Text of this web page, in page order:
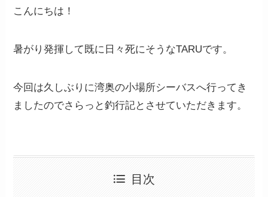
こんにちは！
暑がり発揮して既に日々死にそうなTARUです。
今回は久しぶりに湾奥の小場所シーバスへ行ってき
ましたのでさらっと釣行記とさせていただきます。
目次